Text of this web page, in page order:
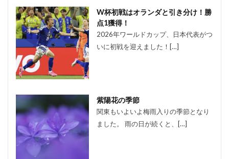
W杯初戦はオランダと引き分け！勝
点1獲得！
2026年ワールドカップ、日本代表がつ
いに初戦を迎えました！[…]
紫陽花の季節
関東もいよいよ梅雨入りの季節となり
ました。 雨の日が続くと、[…]